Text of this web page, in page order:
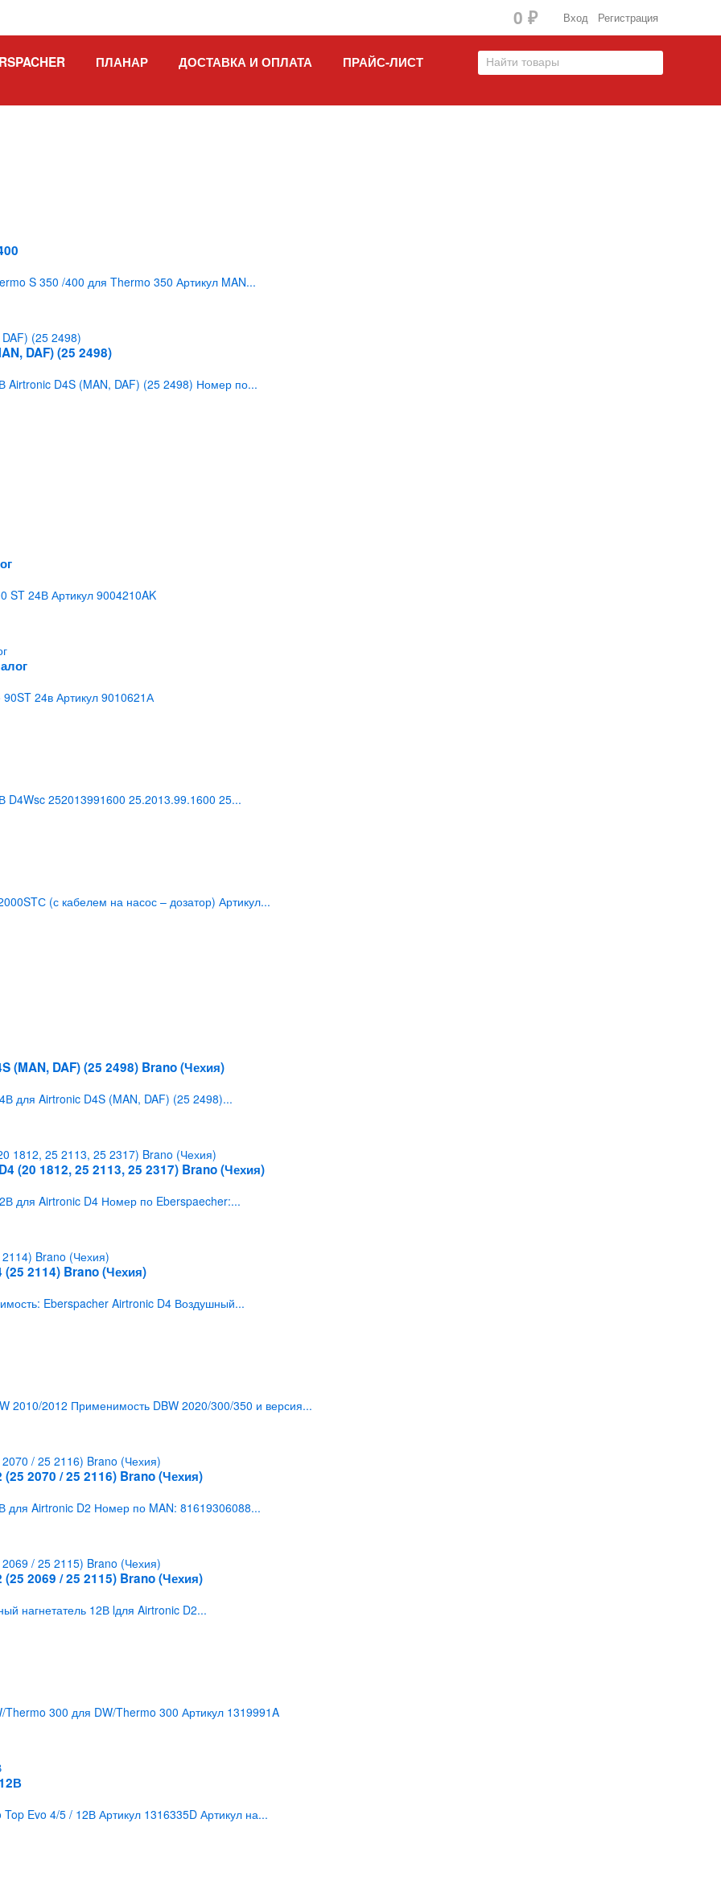
Вход Регистрация
0 ₽
ПЛАНАР ДОСТАВКА И ОПЛАТА ПРАЙС-ЛИСТ
S 350 /400 для Thermo 350 Артикул MAN...
DAF) (25 2498)
Airtronic D4S (MAN, DAF) (25 2498) Номер по...
ST 24В Артикул 9004210AK
24в Артикул 9010621А
252013991600 25.2013.99.1600 25...
(с кабелем на насос – дозатор) Артикул...
(MAN, DAF) (25 2498) Brano (Чехия)
для Airtronic D4S (MAN, DAF) (25 2498)...
(20 1812, 25 2113, 25 2317) Brano (Чехия)
для Airtronic D4 Номер по Eberspaecher:...
2114) Brano (Чехия)
Eberspacher Airtronic D4 Воздушный...
2010/2012 Применимость DBW 2020/300/350 и версия...
2070 / 25 2116) Brano (Чехия)
для Airtronic D2 Номер по MAN: 81619306088...
2069 / 25 2115) Brano (Чехия)
нагнетатель 12В lдля Airtronic D2...
300 для DW/Thermo 300 Артикул 1319991A
Evo 4/5 / 12В Артикул 1316335D Артикул на...